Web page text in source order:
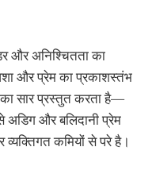
और अनिश्चितता का
और प्रेम का प्रकाशस्तंभ
सार प्रस्तुत करता है—
अडिग और बलिदानी प्रेम
कमियों से परे है।